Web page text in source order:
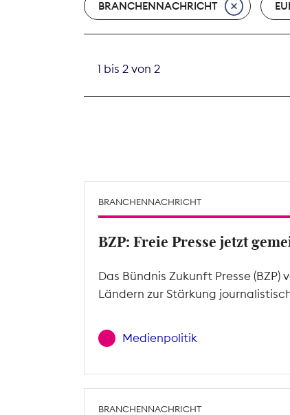
BRANCHENNACHRICHT
1 bis 2 von 2
BRANCHENNACHRICHT
BZP: Freie Presse jetzt
Das Bündnis Zukunft Presse
Ländern zur Stärkung
Medienpolitik
BRANCHENNACHRICHT